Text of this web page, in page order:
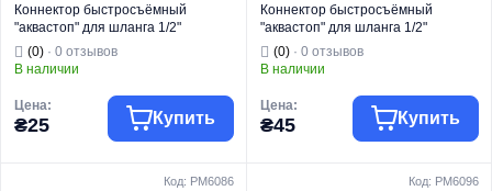
Коннектор быстросъёмный
"аквастоп" для шланга 1/2"
(ABS+PPR) PLAMIX PL-402
(PM6084)
(0) · 0 отзывов
В наличии
Цена:
₴25 Купить
Коннектор быстросъёмный
"аквастоп" для шланга 1/2"
(ABS+TPR+PPR) PLAMIX PRO PL-
4522 (PM6094)
(0)· 0 отзывов
В наличии
Цена:
₴45 Купить
Код: PM6086 Код: PM6096